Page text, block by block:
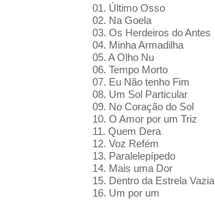
01. Último Osso
02. Na Goela
03. Os Herdeiros do Antes
04. Minha Armadilha
05. A Olho Nu
06. Tempo Morto
07. Eu Não tenho Fim
08. Um Sol Particular
09. No Coração do Sol
10. O Amor por um Triz
11. Quem Dera
12. Voz Refém
13. Paralelepípedo
14. Mais uma Dor
15. Dentro da Estrela Vazia
16. Um por um